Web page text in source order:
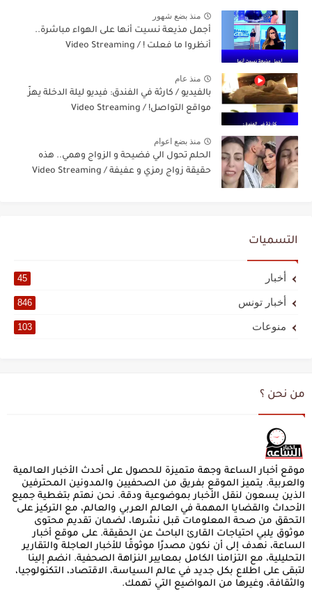
منذ بضع شهور
أجمل مذيعة نسيت أنها على الهواء مباشرة..
أنظروا ما فعلت ! / Video Streaming
منذ عام
بالفيديو / كارثة في الفندق: فيديو ليلة الدخلة يهزّ
مواقع التواصل! / Video Streaming
منذ بضع اعوام
الحلم تحول الي فضيحة و الزواج وهمي.. هذه
حقيقة زواج رمزي و عفيفة / Video Streaming
التسميات
أخبار 45
أخبار تونس 846
منوعات 103
من نحن ؟
موقع أخبار الساعة وجهة متميزة للحصول على أحدث الأخبار العالمية
والعربية. يتميز الموقع بفريق من الصحفيين والمدونين المحترفين
الذين يسعون لنقل الأخبار بموضوعية ودقة. نحن نهتم بتغطية جميع
الأحداث والقضايا المهمة في العالم العربي والعالم، مع التركيز على
التحقق من صحة المعلومات قبل نشرها، لضمان تقديم محتوى
موثوق يلبي احتياجات القارئ الباحث عن الحقيقة. على موقع أخبار
الساعة، نهدف إلى أن نكون مصدرًا موثوقًا للأخبار العاجلة والتقارير
التحليلية، مع التزامنا الكامل بمعايير النزاهة الصحفية. انضم إلينا
لتبقى على اطلاع بكل جديد في عالم السياسة، الاقتصاد، التكنولوجيا،
والثقافة، وغيرها من المواضيع التي تهمك.